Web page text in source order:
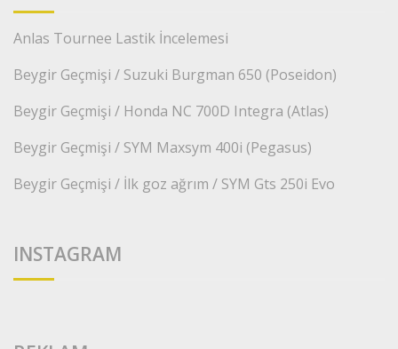
Anlas Tournee Lastik İncelemesi
Beygir Geçmişi / Suzuki Burgman 650 (Poseidon)
Beygir Geçmişi / Honda NC 700D Integra (Atlas)
Beygir Geçmişi / SYM Maxsym 400i (Pegasus)
Beygir Geçmişi / İlk goz ağrım / SYM Gts 250i Evo
INSTAGRAM